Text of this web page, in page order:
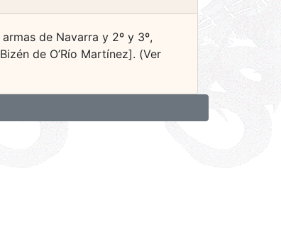
de Navarra y 2º y 3º,
de O’Río Martínez]. (Ver